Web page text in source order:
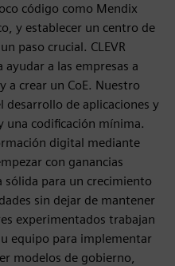
código como Mendix
y establecer un centro de
paso crucial. CLEVR
a las empresas a
a crear un CoE. Nuestro
desarrollo de aplicaciones y
una codificación mínima.
digital mediante
con ganancias
para un crecimiento
sin dejar de mantener
experimentados trabajan
equipo para implementar
modelos de gobierno,